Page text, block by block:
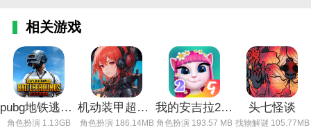
相关游戏
pubg地铁逃生下载入口 正版_pubg地铁逃生
角色扮演 1.13GB
机动装甲超时空之门最新版本更新内容_机动装甲：超时空之门
角色扮演 186.14MB
我的安吉拉2（附兑换码2023永久有效）
角色扮演 193.57 MB
头七怪谈
找物解谜 105.77MB